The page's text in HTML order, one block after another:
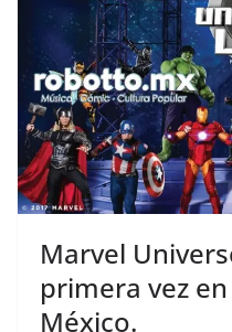
Marvel
primera vez
México.